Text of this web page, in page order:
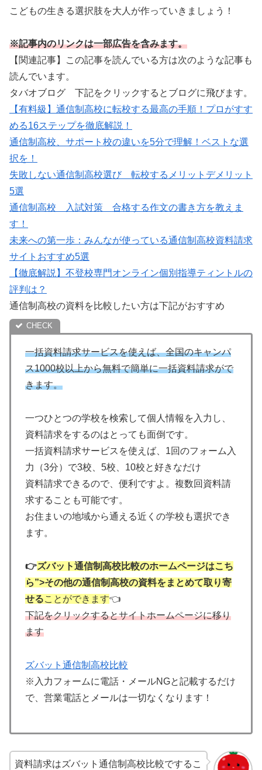
こどもの生きる選択肢を大人が作っていきましょう！
※記事内のリンクは一部広告を含みます。
【関連記事】この記事を読んでいる方は次のような記事も
読んでいます。
タバオブログ 下記をクリックするとブログに飛びます。
【有料級】通信制高校に転校する最高の手順！プロがすす
める16ステップを徹底解説！
通信制高校、サポート校の違いを5分で理解！ベストな選
択を！
失敗しない通信制高校選び 転校するメリットデメリット
5選
通信制高校 入試対策 合格する作文の書き方を教えま
す！
未来への第一歩：みんなが使っている通信制高校資料請求
サイトおすすめ5選
【徹底解説】不登校専門オンライン個別指導ティントルの
評判は？
通信制高校の資料を比較したい方は下記がおすすめ
一括資料請求サービスを使えば、全国のキャンパ
ス1000校以上から無料で簡単に一括資料請求がで
きます。
一つひとつの学校を検索して個人情報を入力し、
資料請求をするのはとっても面倒です。
一括資料請求サービスを使えば、1回のフォーム入
力（3分）で3校、5校、10校と好きなだけ
資料請求できるので、便利ですよ。複数回資料請
求することも可能です。
お住まいの地域から通える近くの学校も選択でき
ます。
👉ズバット通信制高校比較のホームページはこち
ら”>その他の通信制高校の資料をまとめて取り寄
せることができます👈
下記をクリックするとサイトホームページに移り
ます
ズバット通信制高校比較
※入力フォームに電話・メールNGと記載するだけ
で、営業電話とメールは一切なくなります！
資料請求はズバット通信制高校比較でするこ